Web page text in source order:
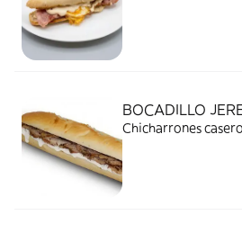
BOCADILLO
Chicharrones